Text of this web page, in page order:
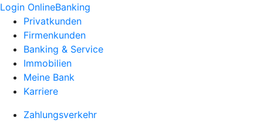
Login OnlineBanking
Privatkunden
Firmenkunden
Banking & Service
Immobilien
Meine Bank
Karriere
Zahlungsverkehr